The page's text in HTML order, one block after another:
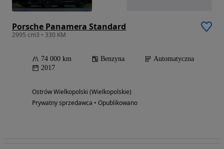
Porsche Panamera Standard
2995 cm3 • 330 KM
74 000 km Benzyna
Automatyczna
2017
Ostrów Wielkopolski (Wielkopolskie)
Prywatny sprzedawca • Opublikowano